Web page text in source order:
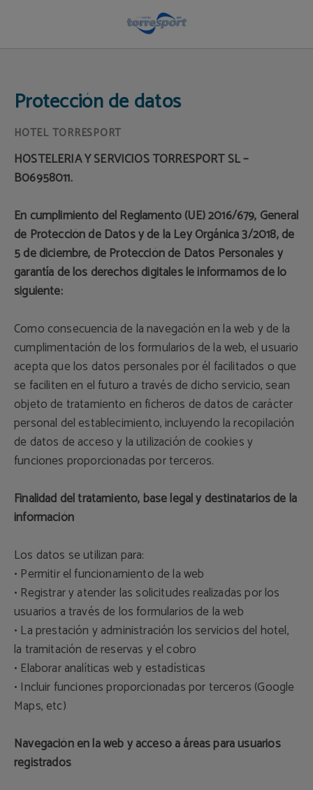
Protección de datos
HOSTELERIA Y SERVICIOS TORRESPORT SL –
B06958011.
En cumplimiento del Reglamento (UE) 2016/679, General
de Protección de Datos y de la Ley Orgánica 3/2018, de
5 de diciembre, de Protección de Datos Personales y
garantía de los derechos digitales le informamos de lo
siguiente:
Como consecuencia de la navegación en la web y de la
cumplimentación de los formularios de la web, el usuario
acepta que los datos personales por él facilitados o que
se faciliten en el futuro a través de dicho servicio, sean
objeto de tratamiento en ficheros de datos de carácter
personal del establecimiento, incluyendo la recopilación
de datos de acceso y la utilización de cookies y
funciones proporcionadas por terceros.
Finalidad del tratamiento, base legal y destinatarios de la
información
Los datos se utilizan para:
• Permitir el funcionamiento de la web
• Registrar y atender las solicitudes realizadas por los
usuarios a través de los formularios de la web
• La prestación y administración los servicios del hotel,
la tramitación de reservas y el cobro
• Elaborar analíticas web y estadísticas
• Incluir funciones proporcionadas por terceros (Google
Maps, etc)
Navegación en la web y acceso a áreas para usuarios
registrados